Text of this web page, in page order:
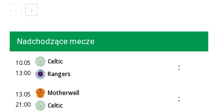
Nadchodzące mecze
10.05
13:00
Celtic
Rangers
:
13.05
21:00
Motherwell
Celtic
: